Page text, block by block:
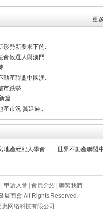
更
形勢新要求下的..
會候選人與澳門..
動產聯盟中國澳..
市跌勢
篇
產市況 冀延過..
地產經紀人學會 世界不動產聯盟
申請入會 會員介紹
聯繫我們
展商會 All Rights Reserved.
惠网络科技有限公司